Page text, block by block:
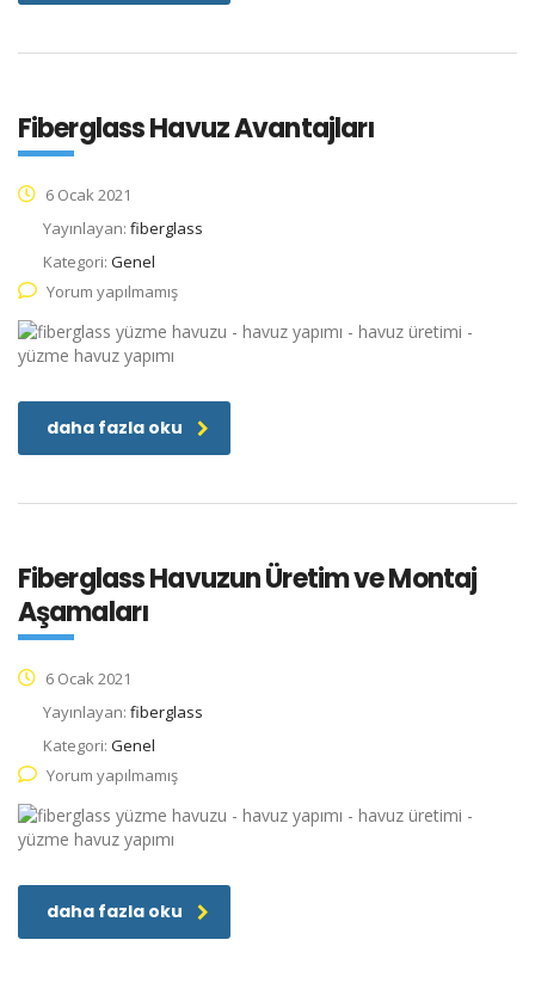
Fiberglass Havuz Avantajları
6 Ocak 2021
Yayınlayan: fiberglass
Kategori: Genel
Yorum yapılmamış
daha fazla oku
Fiberglass Havuzun Üretim ve Montaj
Aşamaları
6 Ocak 2021
Yayınlayan: fiberglass
Kategori: Genel
Yorum yapılmamış
daha fazla oku